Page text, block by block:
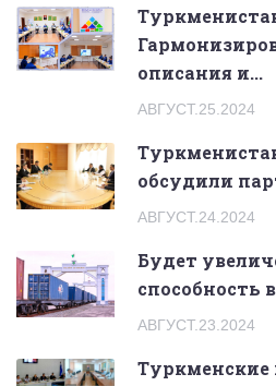
описания и...
АВГУСТ.25.2024
обсудили
АВГУСТ.24.2024
Будет
способность
АВГУСТ.23.2024
Туркменские